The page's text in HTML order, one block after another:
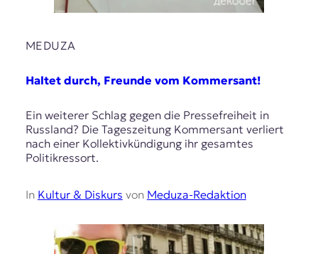
MEDUZA
Haltet durch, Freunde vom Kommersant!
Ein weiterer Schlag gegen die Pressefreiheit in
Russland? Die Tageszeitung Kommersant verliert
nach einer Kollektivkündigung ihr gesamtes
Politikressort.
In Kultur & Diskurs von Meduza-Redaktion